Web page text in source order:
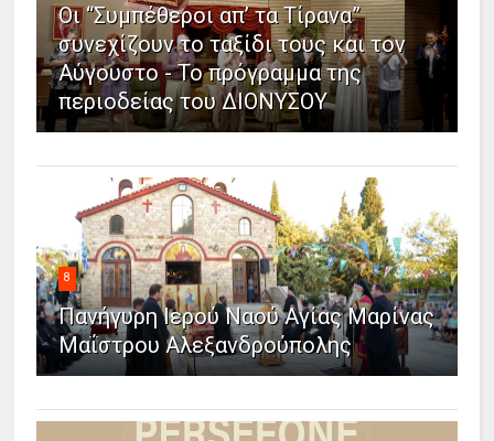
Οι “Συμπέθεροι απ’ τα Τίρανα”
συνεχίζουν το ταξίδι τους και τον
Αύγουστο - Το πρόγραμμα της
περιοδείας του ΔΙΟΝΥΣΟΥ
8
Πανήγυρη Ιερού Ναού Αγίας Μαρίνας
Μαΐστρου Αλεξανδρούπολης